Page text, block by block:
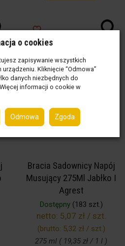
Bracia Sadownicy Napój
Musujący 275Ml Jabłko I
Agrest
Dostępny(183 szt.)
netto: 5,07 zł / szt.
(brutto: 5,32 zł / szt.)
275 ml ( 19,35 zł / 1 l )
o cookies
zapisywanie wszystkich
Kliknięcie “Odmowa”
danych niezbędnych do
informacji o cookie w
Odmowa Zgoda